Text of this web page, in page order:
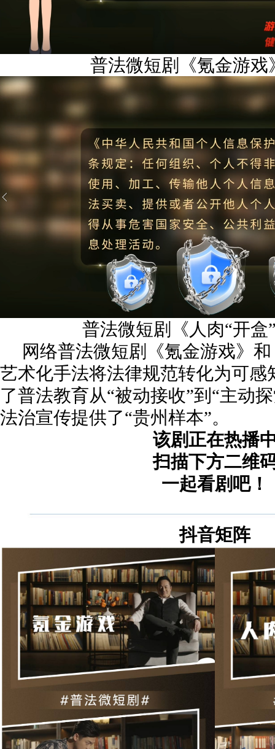
普法微短剧《氪金游戏
普法微短剧《人肉“开盒
网络普法微短剧《氪金游戏》
艺术化手法将法律规范转化为可感
了普法教育从“被动接收”到“主动
法治宣传提供了“贵州样本”。
该剧正在热播
扫描下方二维
一起看剧吧！
抖音矩阵